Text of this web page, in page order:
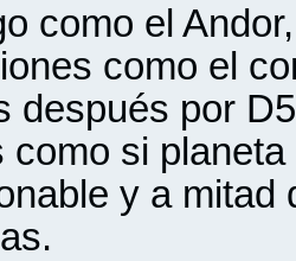
como el
como el
después por
como si
y a mitad